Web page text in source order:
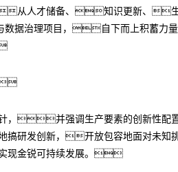
人才储备、知识更新、生
据治理项目，自下而上积蓄力

，并强调生产要素的创新性
研发创新，开放包容地面对
现金锐可持续发展。